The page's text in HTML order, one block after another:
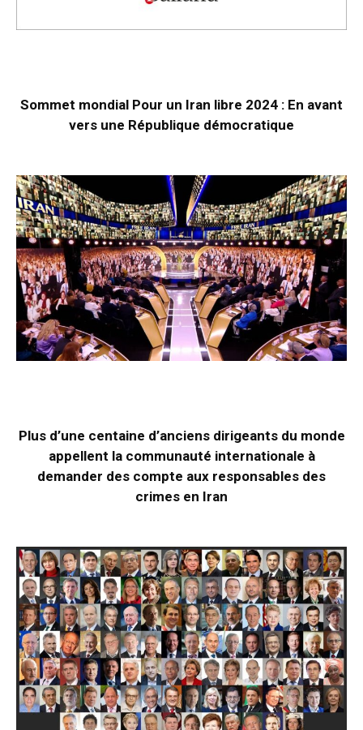
Sommet mondial Pour un Iran libre 2024 : En avant
vers une République démocratique
Plus d’une centaine d’anciens dirigeants du monde
appellent la communauté internationale à
demander des compte aux responsables des
crimes en Iran